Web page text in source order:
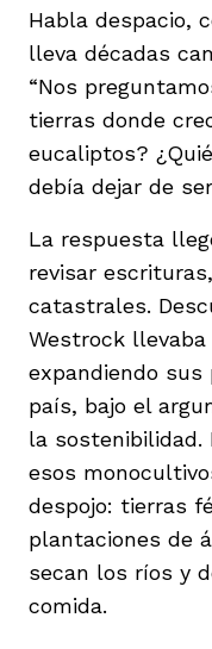
Habla despacio,
lleva décadas
“Nos
tierras donde
eucaliptos?
debía dejar de
La respuesta
revisar
catastrales.
Westrock
expandiendo
país, bajo el
la sostenibilidad.
esos
despojo: tierras
plantaciones de
secan los ríos y
comida.